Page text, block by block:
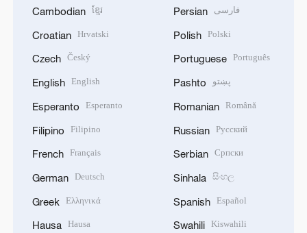
Cambodian ខ្មែរ
Croatian Hrvatski
Czech Český
English English
Esperanto Esperanto
Filipino Filipino
French Français
German Deutsch
Greek Ελληνικά
Hausa Hausa
Persian فارسی
Polish Polski
Portuguese Português
Pashto پښتو
Romanian Română
Russian Русский
Serbian Српски
Sinhala සිංහල
Spanish Español
Swahili Kiswahili